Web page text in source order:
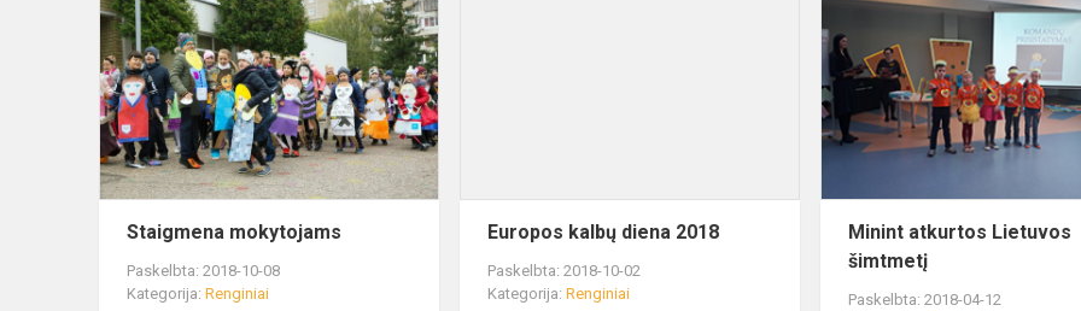
Staigmena mokytojams
Paskelbta: 2018-10-08
Kategorija: Renginiai
Europos kalbų diena 2018
Paskelbta: 2018-10-02
Kategorija:Renginiai
Minint atkurtos Lietuvos
šimtmetį
Paskelbta: 2018-04-12